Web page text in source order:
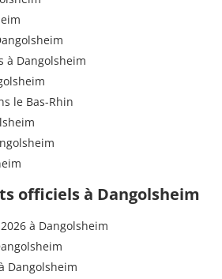
à Dangolsheim
le Bas-Rhin
officiels à Dangolsheim
à Dangolsheim
Dangolsheim